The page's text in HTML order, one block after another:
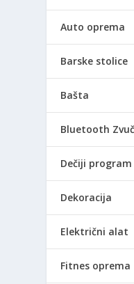
Auto oprema
Barske stolice
Bašta
Bluetooth
Dečiji program
Dekoracija
Električni alat
Fitnes oprema